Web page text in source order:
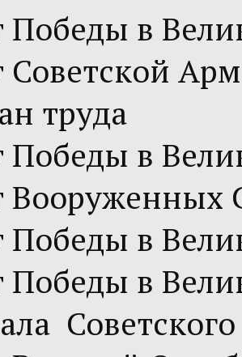
Победы в
Советской
труда
Победы в
Вооруженных
Победы в
Победы в